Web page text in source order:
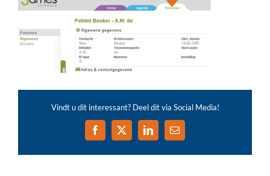
Vindt u dit interessant? Deel dit via Social Media!
Facebook
X LinkedIn
E-